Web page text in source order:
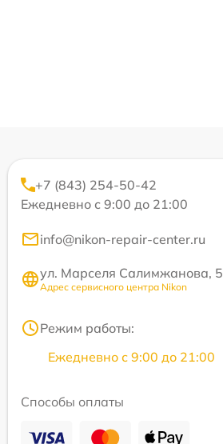
+7 (843) 254-50-42
Ежедневно с 9:00 до 21:00
info@nikon-repair-center.ru
ул. Марселя Салимжанова, 5
Адрес сервисного центра Nikon
Режим работы:
Ежедневно с 9:00 до 21:00
Способы оплаты